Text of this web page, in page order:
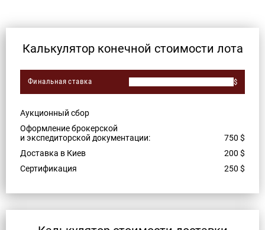
Калькулятор конечной стоимости лота
Финальная ставка $
Аукционный сбор
Оформление брокерской
и экспедиторской документации:
750 $
Доставка в Киев
200 $
Сертификация
250 $